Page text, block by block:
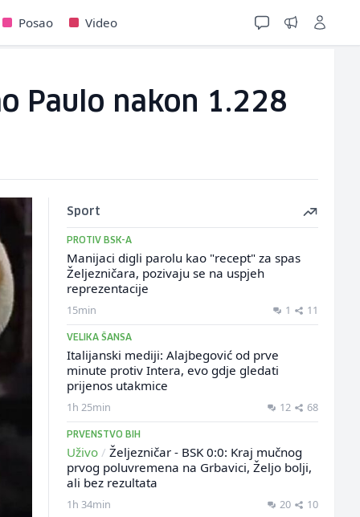
Posao Video
Paulo nakon 1.228
Sport
PROTIV BSK-A
Manijaci digli parolu kao "recept" za spas
Željezničara, pozivaju se na uspjeh
reprezentacije
15min 1 11
VELIKA ŠANSA
Italijanski mediji: Alajbegović od prve
minute protiv Intera, evo gdje gledati
prijenos utakmice
1h 25min 12 68
PRVENSTVO BIH
Uživo / Željezničar - BSK 0:0: Kraj mučnog
prvog poluvremena na Grbavici, Željo bolji,
ali bez rezultata
1h 34min 20 10